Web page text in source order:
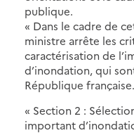
publique.
« Dans le cadre de
ministre arrête les
caractérisation de
d’inondation, qui
République française.
« Section 2 :
important